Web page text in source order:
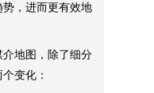
，进而更有效地
介地图，除了细分
变化：